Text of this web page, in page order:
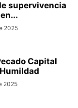
supervivencia
2025
Capital
2025